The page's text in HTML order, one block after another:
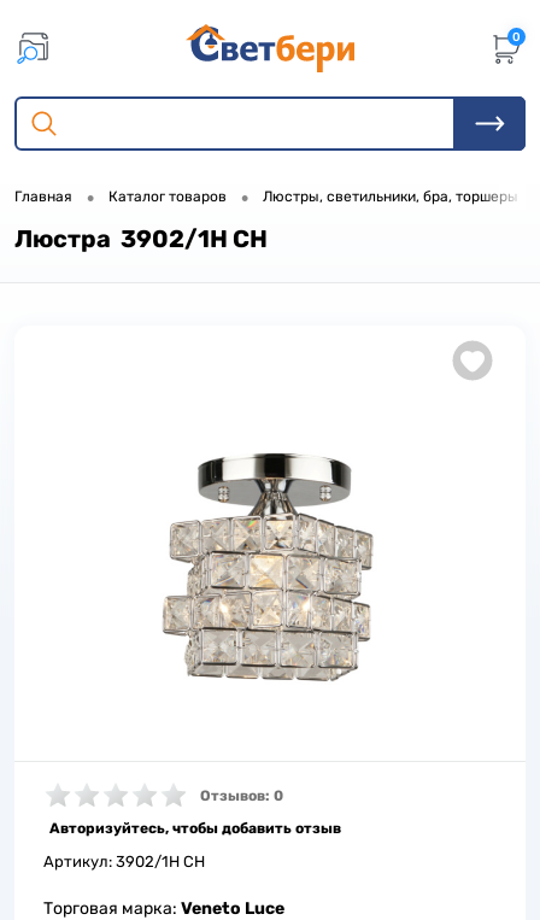
0
Главная • Каталог товаров • Люстры, светильники, бра, торшеры
Люстра 3902/1H CH
Отзывов: 0
Авторизуйтесь, чтобы добавить отзыв
Артикул: 3902/1H CH
Торговая марка: Veneto Luce